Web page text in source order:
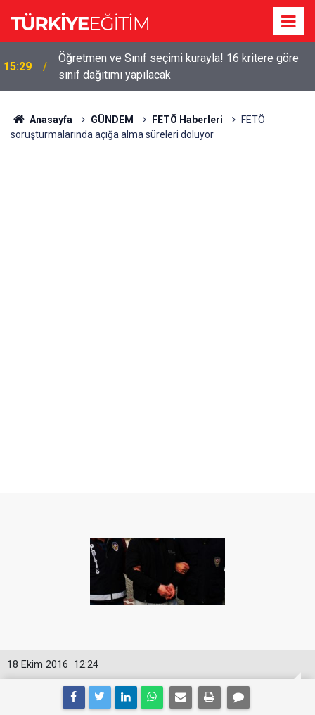
15:29
Öğretmen ve Sınıf seçimi kurayla! 16 kritere göre
sınıf dağıtımı yapılacak
Anasayfa GÜNDEM FETÖ Haberleri
FETÖ
soruşturmalarında açığa alma süreleri doluyor
12:24
18 Ekim 2016